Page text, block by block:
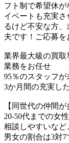
フト制で希望休
イベートも充実
るけど不安な方
夫です！ご応募を
業界最大級の買
業務をお任せ
95％のスタッフが
3か月間の充実し
【同世代の仲間が
20-50代までの女
相談しやすいなど
男女の割合は3対7